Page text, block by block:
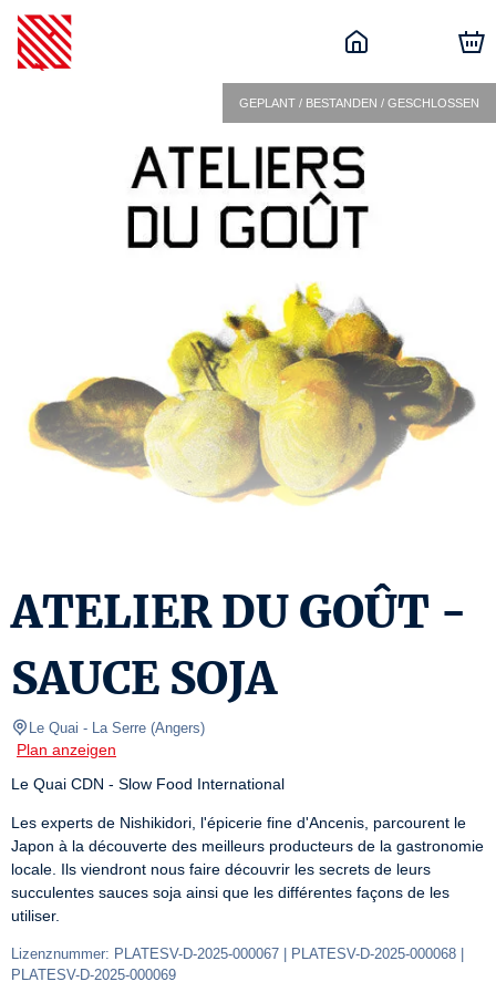
GEPLANT / BESTANDEN / GESCHLOSSEN
ATELIER DU GOÛT -
SAUCE SOJA
Le Quai - La Serre (Angers)
Plan anzeigen
Le Quai CDN - Slow Food International
Les experts de Nishikidori, l'épicerie fine d'Ancenis, parcourent le
Japon à la découverte des meilleurs producteurs de la gastronomie
locale. Ils viendront nous faire découvrir les secrets de leurs
succulentes sauces soja ainsi que les différentes façons de les
utiliser.
Lizenznummer: PLATESV-D-2025-000067 | PLATESV-D-2025-000068 |
PLATESV-D-2025-000069